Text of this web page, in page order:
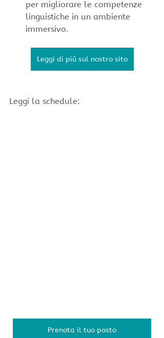
per migliorare le competenze
linguistiche in un ambiente
immersivo.
Leggi di più sul nostro sito
Leggi la schedule:
Prenota il tuo posto